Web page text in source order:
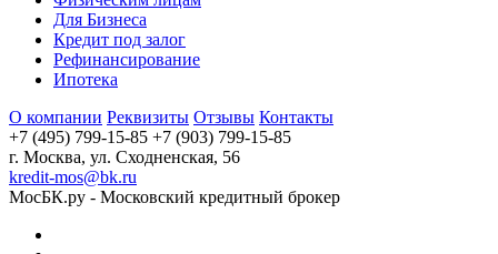
Для Бизнеса
Кредит под залог
Рефинансирование
Ипотека
О компании Реквизиты Отзывы Контакты
+7 (495) 799-15-85 +7 (903) 799-15-85
г. Москва, ул. Сходненская, 56
kredit-mos@bk.ru
МосБК.ру - Московский кредитный брокер